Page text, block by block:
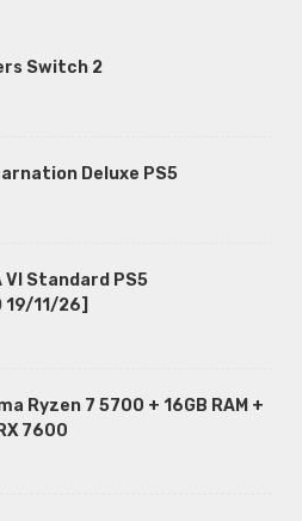
Switch 2
Deluxe PS5
VI Standard PS5
19/11/26]
Ryzen 7 5700 + 16GB RAM +
7600